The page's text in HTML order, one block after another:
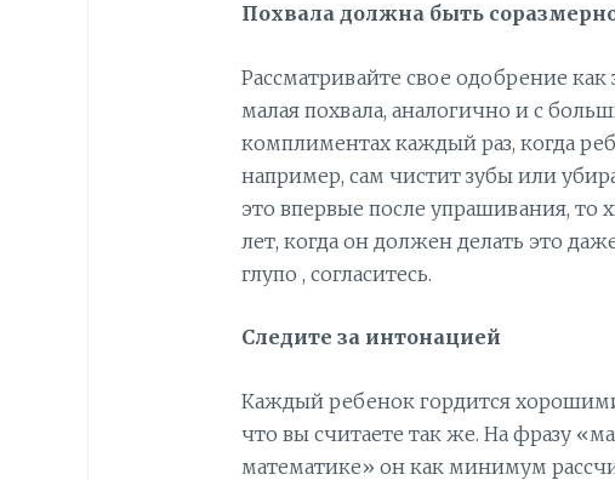
Похвала должна быть
Рассматривайте свое одобрение
малая похвала, аналогично и с
комплиментах каждый раз, когда
например, сам чистит зубы или
это впервые после упрашивания,
лет, когда он должен делать это
глупо , согласитесь.
Следите за интонацией
Каждый ребенок гордится
что вы считаете так же. На фразу
математике» он как минимум